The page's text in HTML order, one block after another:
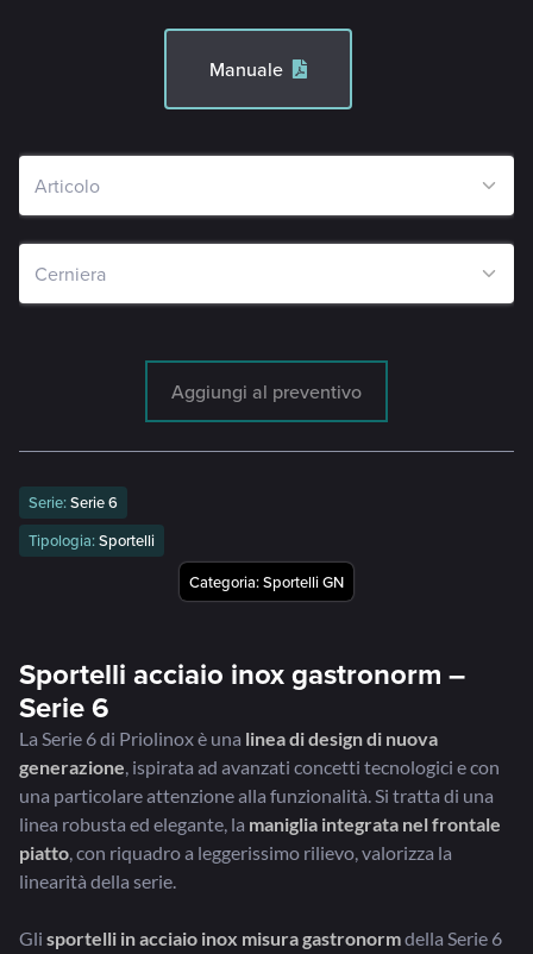
Manuale
Aggiungi al preventivo
Serie:Serie 6
Tipologia:Sportelli
Categoria:Sportelli GN
Sportelli acciaio inox gastronorm –
Serie 6
La Serie 6 di Priolinox è una linea di design di nuova
generazione, ispirata ad avanzati concetti tecnologici e con
una particolare attenzione alla funzionalità. Si tratta di una
linea robusta ed elegante, la maniglia integrata nel frontale
piatto, con riquadro a leggerissimo rilievo, valorizza la
linearità della serie.
Gli sportelli in acciaio inox misura gastronormdella Serie 6